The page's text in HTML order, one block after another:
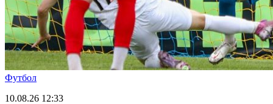
Футбол
10.08.26 12:33